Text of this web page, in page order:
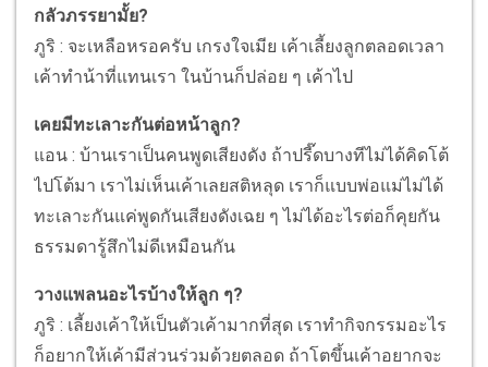
กลัวภรรยามั้ย?
ภูริ : จะเหลือหรอครับ เกรงใจเมีย เค้าเลี้ยงลูกตลอดเวลา
เค้าทำน้าที่แทนเรา ในบ้านก็ปล่อย ๆ เค้าไป
เคยมีทะเลาะกันต่อหน้าลูก?
แอน : บ้านเราเป็นคนพูดเสียงดัง ถ้าปรี๊ดบางทีไม่ได้คิดโต้
ไปโต้มา เราไม่เห็นเค้าเลยสติหลุด เราก็แบบพ่อแม่ไม่ได้
ทะเลาะกันแค่พูดกันเสียงดังเฉย ๆ ไม่ได้อะไรต่อก็คุยกัน
ธรรมดารู้สึกไม่ดีเหมือนกัน
วางแพลนอะไรบ้างให้ลูก ๆ?
ภูริ : เลี้ยงเค้าให้เป็นตัวเค้ามากที่สุด เราทำกิจกรรมอะไร
ก็อยากให้เค้ามีส่วนร่วมด้วยตลอด ถ้าโตขึ้นเค้าอยากจะ